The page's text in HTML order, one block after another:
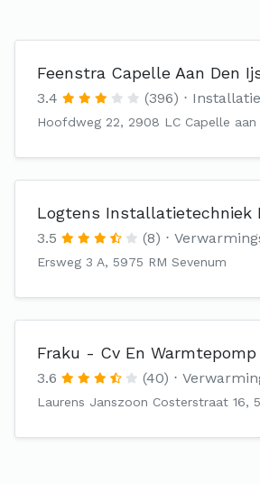
Feenstra Capelle Aan Den
3.4 (396)
Hoofdweg 22, 2908 LC Capelle aan
Logtens Installatietechniek
3.5 (8)
Ersweg 3 A, 5975 RM Sevenum
Fraku - Cv En
3.6 (40)
Laurens Janszoon Costerstraat 16,